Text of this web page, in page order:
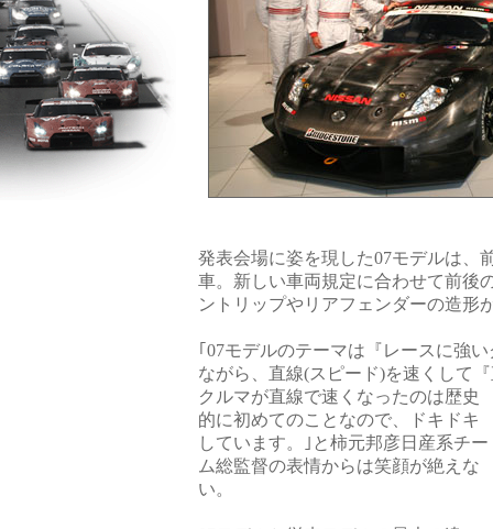
発表会場に姿を現した07モデルは、
車。新しい車両規定に合わせて前後
ントリップやリアフェンダーの造形
｢07モデルのテーマは『レースに強
ながら、直線(スピード)を速くして
クルマが直線で速くなったのは歴史
的に初めてのことなので、ドキドキ
しています。｣と柿元邦彦日産系チー
ム総監督の表情からは笑顔が絶えな
い。